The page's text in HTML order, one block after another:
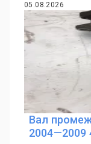
05.08.2026
Вал
2004—2009